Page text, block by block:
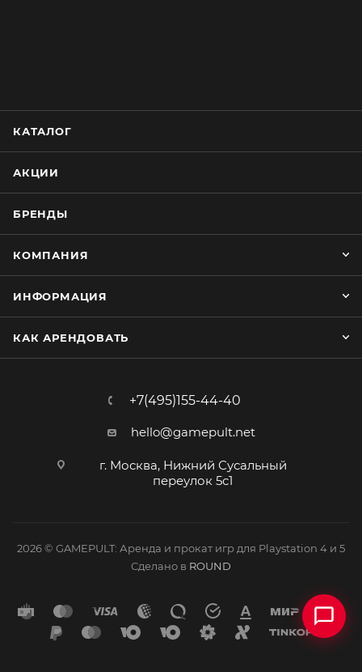
КАТАЛОГ
АКЦИИ
БРЕНДЫ
КОМПАНИЯ
ИНФОРМАЦИЯ
КАК АРЕНДОВАТЬ
+7(495)155-44-40
hello@gamepult.net
г. Москва, Нижний Сусальный
переулок 5с1
2026 © GAMEPULT: Аренда и прокат игр для Playstation 4 и 5
Сделано в ROUND